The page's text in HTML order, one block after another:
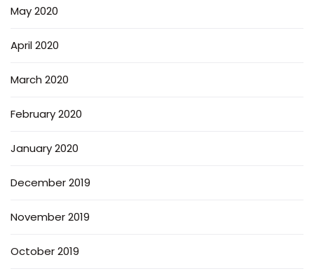
May 2020
April 2020
March 2020
February 2020
January 2020
December 2019
November 2019
October 2019